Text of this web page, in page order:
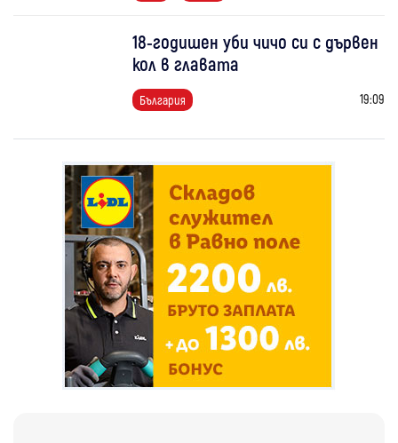
18-годишен уби чичо си с дървен
кол в главата
България 19:09